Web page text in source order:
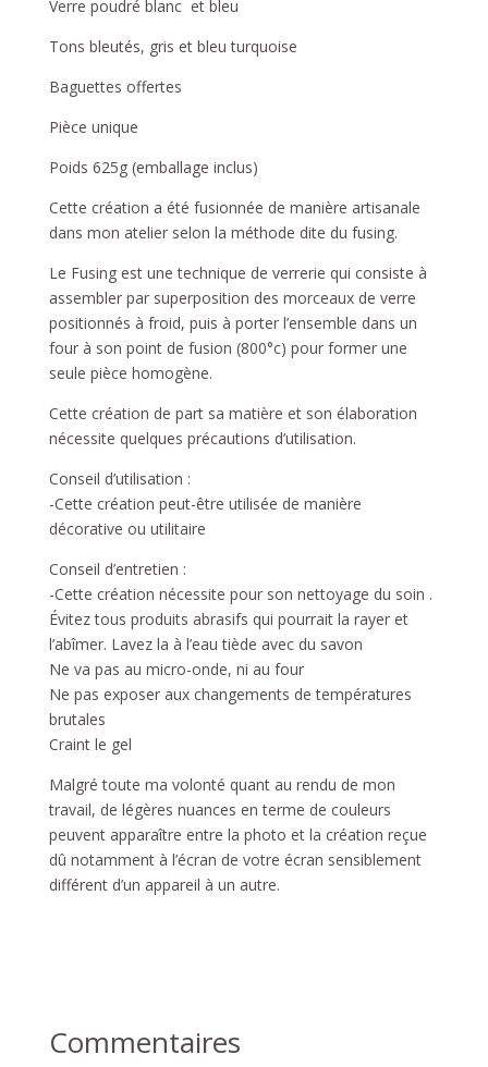
Verre poudré blanc et bleu
Tons bleutés, gris et bleu turquoise
Baguettes offertes
Pièce unique
Poids 625g (emballage inclus)
Cette création a été fusionnée de manière artisanale
dans mon atelier selon la méthode dite du fusing.
Le Fusing est une technique de verrerie qui consiste à
assembler par superposition des morceaux de verre
positionnés à froid, puis à porter l’ensemble dans un
four à son point de fusion (800°c) pour former une
seule pièce homogène.
Cette création de part sa matière et son élaboration
nécessite quelques précautions d’utilisation.
Conseil d’utilisation :
-Cette création peut-être utilisée de manière
décorative ou utilitaire
Conseil d’entretien :
-Cette création nécessite pour son nettoyage du soin .
Évitez tous produits abrasifs qui pourrait la rayer et
l’abîmer. Lavez la à l’eau tiède avec du savon
Ne va pas au micro-onde, ni au four
Ne pas exposer aux changements de températures
brutales
Craint le gel
Malgré toute ma volonté quant au rendu de mon
travail, de légères nuances en terme de couleurs
peuvent apparaître entre la photo et la création reçue
dû notamment à l’écran de votre écran sensiblement
différent d’un appareil à un autre.
Commentaires